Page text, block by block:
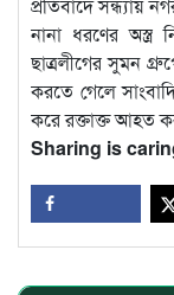
নানা ধরণের
ছাত্রলীগের সুমন
করতে গেলে
করে রক্তাক্ত আহত
Sharing is